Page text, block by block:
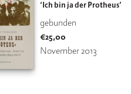
‘Ich bin ja der Protheus’
gebunden
€25,00
November 2013